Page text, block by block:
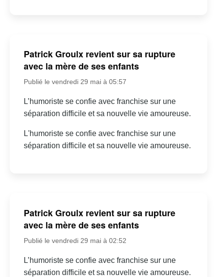
Patrick Groulx revient sur sa rupture
avec la mère de ses enfants
Publié le vendredi 29 mai à 05:57
L’humoriste se confie avec franchise sur une
séparation difficile et sa nouvelle vie amoureuse.
L'humoriste se confie avec franchise sur une
séparation difficile et sa nouvelle vie amoureuse.
Patrick Groulx revient sur sa rupture
avec la mère de ses enfants
Publié le vendredi 29 mai à 02:52
L’humoriste se confie avec franchise sur une
séparation difficile et sa nouvelle vie amoureuse.